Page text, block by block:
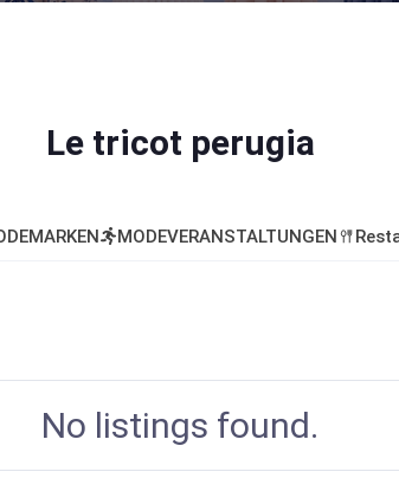
Le tricot perugia
MODEVERANSTALTUNGEN
No listings found.